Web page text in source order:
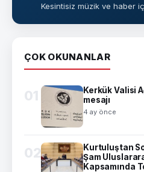
Kesintisiz müzik ve haber
ÇOK OKUNANLAR
01
Kerkük Valisi
mesajı
4 ay önce
02
Kurtuluştan
Şam
Kapsamında